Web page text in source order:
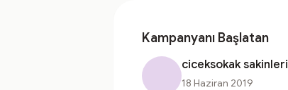
Kampanyanı Başlatan
ciceksokak sakinleri
18 Haziran 2019